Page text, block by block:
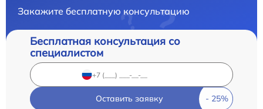
Закажите бесплатную консультацию
Бесплатная консультация со
специалистом
Оставить заявку